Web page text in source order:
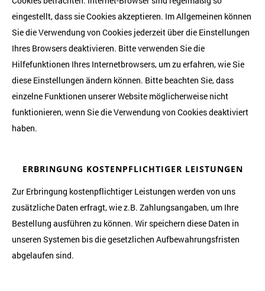
eingestellt, dass sie Cookies akzeptieren. Im Allgemeinen können
Sie die Verwendung von Cookies jederzeit über die Einstellungen
Ihres Browsers deaktivieren. Bitte verwenden Sie die
Hilfefunktionen Ihres Internetbrowsers, um zu erfahren, wie Sie
diese Einstellungen ändern können. Bitte beachten Sie, dass
einzelne Funktionen unserer Website möglicherweise nicht
funktionieren, wenn Sie die Verwendung von Cookies deaktiviert
haben.
ERBRINGUNG KOSTENPFLICHTIGER LEISTUNGEN
Zur Erbringung kostenpflichtiger Leistungen werden von uns
zusätzliche Daten erfragt, wie z.B. Zahlungsangaben, um Ihre
Bestellung ausführen zu können. Wir speichern diese Daten in
unseren Systemen bis die gesetzlichen Aufbewahrungsfristen
abgelaufen sind.